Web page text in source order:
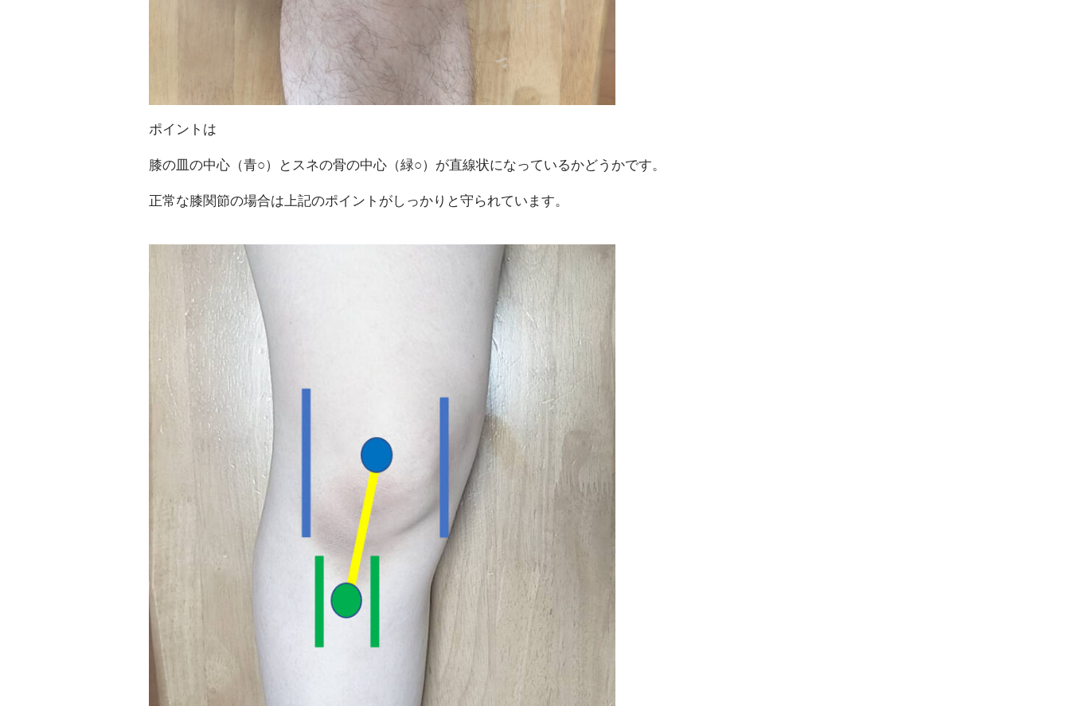
ポイントは
膝の皿の中心（青○）とスネの骨の中心（緑○）が直線状になっているかどうかです。
正常な膝関節の場合は上記のポイントがしっかりと守られています。